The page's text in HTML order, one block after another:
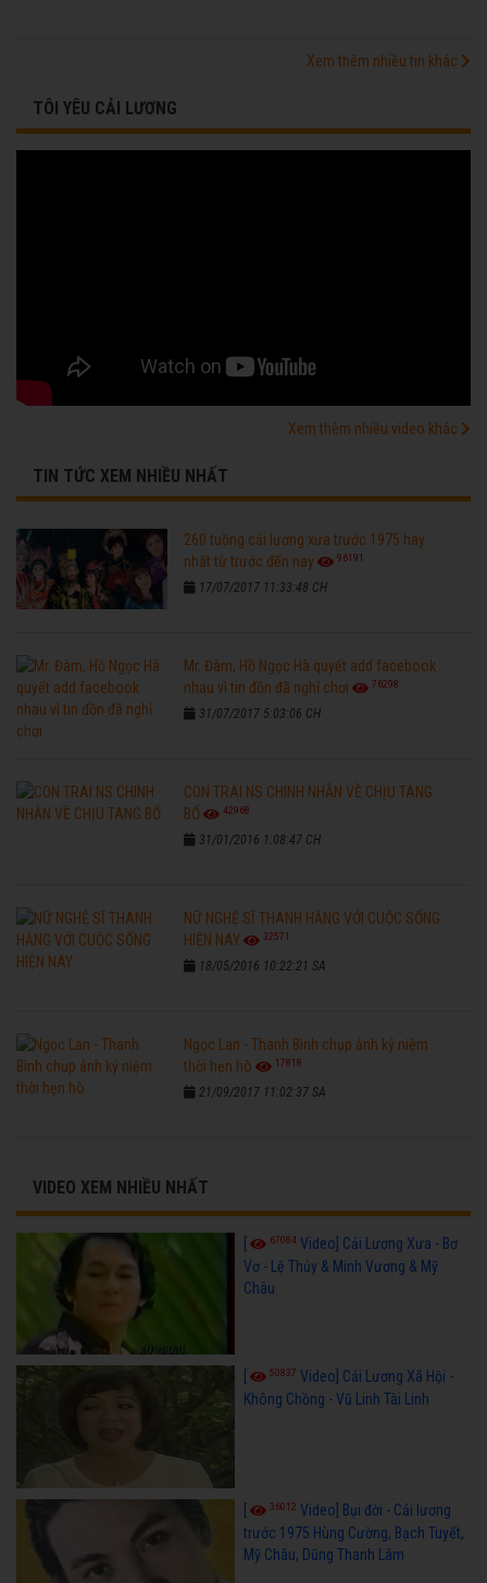
Xem thêm nhiều tin khác
TÔI YÊU CẢI LƯƠNG
Xem thêm nhiều video khác
TIN TỨC XEM NHIỀU NHẤT
260 tuồng cải lương xưa trước 1975 hay
nhất từ trước đến nay
96191
17/07/2017 11:33:48 CH
Mr. Đàm, Hồ Ngọc Hà quyết add facebook
nhau vì tin đồn đã nghỉ chơi
76298
31/07/2017 5:03:06 CH
CON TRAI NS CHINH NHẪN VỀ CHỊU TANG
BỐ
42968
31/01/2016 1:08:47 CH
NỮ NGHỆ SĨ THANH HẰNG VỚI CUỘC SỐNG
HIỆN NAY
32571
18/05/2016 10:22:21 SA
Ngọc Lan - Thanh Bình chụp ảnh kỷ niệm
thời hẹn hò
17818
21/09/2017 11:02:37 SA
VIDEO XEM NHIỀU NHẤT
[ 67084 Video] Cải Lương Xưa - Bơ
Vơ - Lệ Thủy & Minh Vương & Mỹ
Châu
50837 Video] Cải Lương Xã Hội -
Không Chồng - Vũ Linh Tài Linh
36012 Video] Bụi đời - Cải lương
trước 1975 Hùng Cường, Bạch Tuyết,
Mỹ Châu, Dũng Thanh Lâm